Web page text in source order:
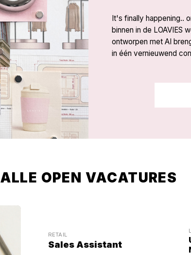
It's finally happening..
binnen in de LOAVIES
ontworpen met AI
in één vernieuwend
ALLE OPEN VACATURES
RETAIL
Sales Assistant